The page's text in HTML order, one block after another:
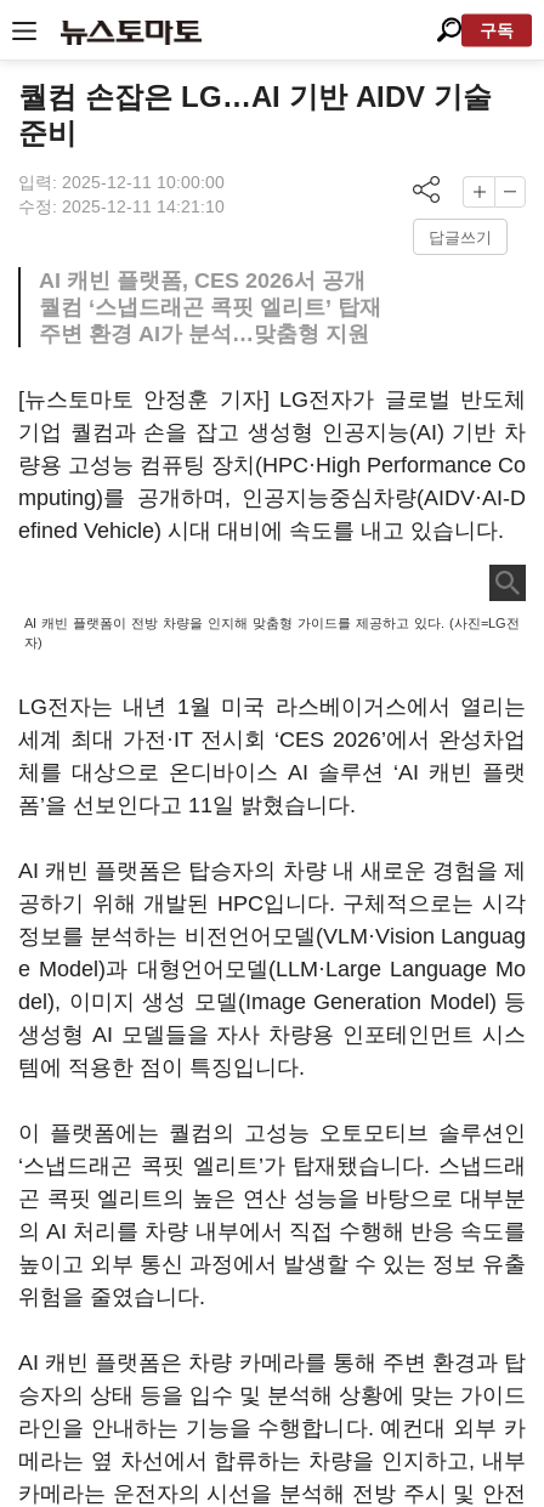
구독
퀄컴 손잡은 LG…AI 기반 AIDV 기술
준비
입력: 2025-12-11 10:00:00
수정: 2025-12-11 14:21:10
답글쓰기
AI 캐빈 플랫폼, CES 2026서 공개
퀄컴 ‘스냅드래곤 콕핏 엘리트’ 탑재
주변 환경 AI가 분석…맞춤형 지원
[뉴스토마토 안정훈 기자] LG전자가 글로벌 반도체
기업 퀄컴과 손을 잡고 생성형 인공지능(AI) 기반 차
량용 고성능 컴퓨팅 장치(HPC·High Performance Co
mputing)를 공개하며, 인공지능중심차량(AIDV·AI-D
efined Vehicle) 시대 대비에 속도를 내고 있습니다.
AI 캐빈 플랫폼이 전방 차량을 인지해 맞춤형 가이드를 제공하고 있다. (사진=LG전
자)
LG전자는 내년 1월 미국 라스베이거스에서 열리는
세계 최대 가전·IT 전시회 ‘CES 2026’에서 완성차업
체를 대상으로 온디바이스 AI 솔루션 ‘AI 캐빈 플랫
폼’을 선보인다고 11일 밝혔습니다.
AI 캐빈 플랫폼은 탑승자의 차량 내 새로운 경험을 제
공하기 위해 개발된 HPC입니다. 구체적으로는 시각
정보를 분석하는 비전언어모델(VLM·Vision Languag
e Model)과 대형언어모델(LLM·Large Language Mo
del), 이미지 생성 모델(Image Generation Model) 등
생성형 AI 모델들을 자사 차량용 인포테인먼트 시스
템에 적용한 점이 특징입니다.
이 플랫폼에는 퀄컴의 고성능 오토모티브 솔루션인
‘스냅드래곤 콕핏 엘리트’가 탑재됐습니다. 스냅드래
곤 콕핏 엘리트의 높은 연산 성능을 바탕으로 대부분
의 AI 처리를 차량 내부에서 직접 수행해 반응 속도를
높이고 외부 통신 과정에서 발생할 수 있는 정보 유출
위험을 줄였습니다.
AI 캐빈 플랫폼은 차량 카메라를 통해 주변 환경과 탑
승자의 상태 등을 입수 및 분석해 상황에 맞는 가이드
라인을 안내하는 기능을 수행합니다. 예컨대 외부 카
메라는 옆 차선에서 합류하는 차량을 인지하고, 내부
카메라는 운전자의 시선을 분석해 전방 주시 및 안전